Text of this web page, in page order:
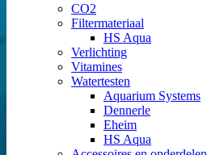
CO2
Filtermateriaal
HS Aqua
Verlichting
Vitamines
Watertesten
Aquarium Systems
Dennerle
Eheim
HS Aqua